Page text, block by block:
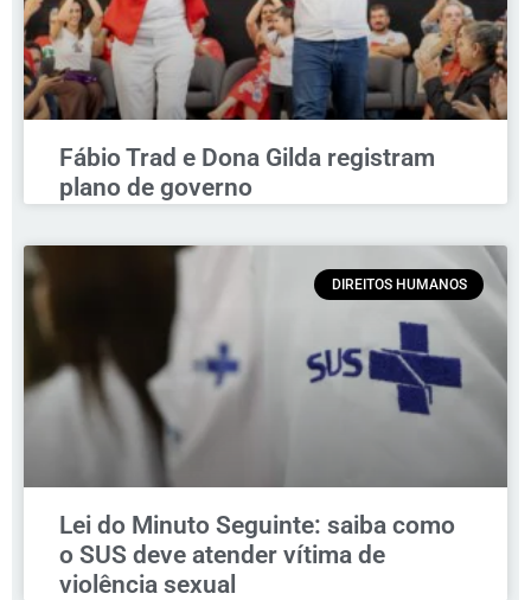
Fábio Trad e Dona Gilda registram
plano de governo
DIREITOS HUMANOS
Lei do Minuto Seguinte: saiba como
o SUS deve atender vítima de
violência sexual